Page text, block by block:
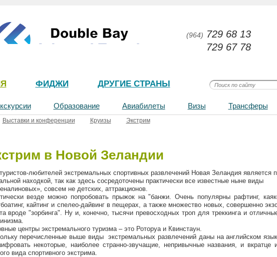
(964) 729 68 13
729 67 78
Выставки и конференции Круизы Экстрим
Образование Авиабилеты Визы Трансферы
ФИДЖИ ДРУГИЕ СТРАНЫ
в Новой Зеландии
любителей экстремальных спортивных развлечений Новая Зеландия является
находкой, так как здесь сосредоточены практически все известные ныне виды
совсем не детских, аттракционов.
везде можно попробовать прыжок на "банжи. Очень популярны рафтинг,
кайтинг и спелео-дайвинг в пещерах, а также множество новых, совершенно
вроде "зорбинга". Ну и, конечно, тысячи превосходных троп для треккинга и
центры экстремального туризма – это Роторуа и Квинстаун.
перечисленные выше виды экстремальных развлечений даны на английском
некоторые, наиболее странно-звучащие, непривычные названия, и вкратце
вида спортивного экстрима.